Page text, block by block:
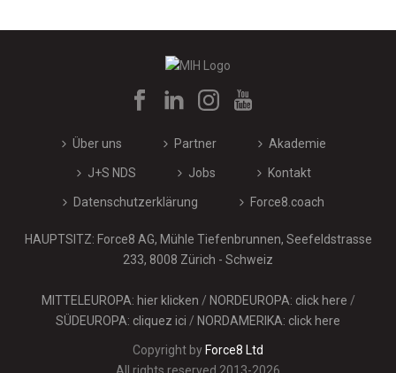
Über uns Partner Akademie
J+S NDS Jobs Kontakt
Datenschutzerklärung Force8.coach
HAUPTSITZ: Force8 AG, Mühle Tiefenbrunnen, Seefeldstrasse
233, 8008 Zürich - Schweiz
MITTELEUROPA: hier klicken / NORDEUROPA: click here /
SÜDEUROPA: cliquez ici / NORDAMERIKA: click here
Copyright by Force8 Ltd